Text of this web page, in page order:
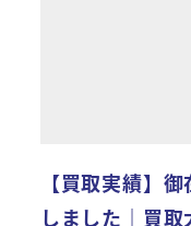
【買取実績】
しました｜買